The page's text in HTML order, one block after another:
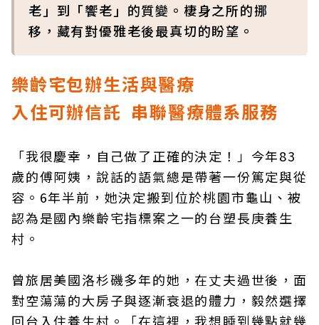
老」到「饗老」的質變。棲身之所的挪
移，藏有對優雅老後最真切的盼望。
樂齡宅包辦生活與醫療
入住可辦信託 串聯醫療體系服務
「我很慶幸，自己做了正確的決定！」今年83
歲的傅阿姨，說話的語氣總是帶著一份篤定與從
容。6年半前，她決定搬到位於桃園市龜山、被
認為是國內樂齡宅指標案之一的台塑長庚養生
村。
曾旅居美國洛杉磯多年的她，在丈夫過世後，面
對空蕩蕩的大房子與逐漸衰退的體力，毅然選擇
回台入住養生村。「在這裡，我想睡到幾點就幾